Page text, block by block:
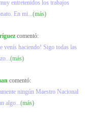
entretenidos los trabajos
En mi...(más)
comentó:
venís haciendo! Sigo todas las
(más)
comentó:
ningún Maestro Nacional
algo...(más)